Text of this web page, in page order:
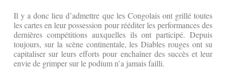
Il y a donc lieu d’admettre que les Congolais ont grillé toutes
les cartes en leur possession pour rééditer les performances des
dernières compétitions auxquelles ils ont participé. Depuis
toujours, sur la scène continentale, les Diables rouges ont su
capitaliser sur leurs efforts pour enchaîner des succès et leur
envie de grimper sur le podium n’a jamais failli.